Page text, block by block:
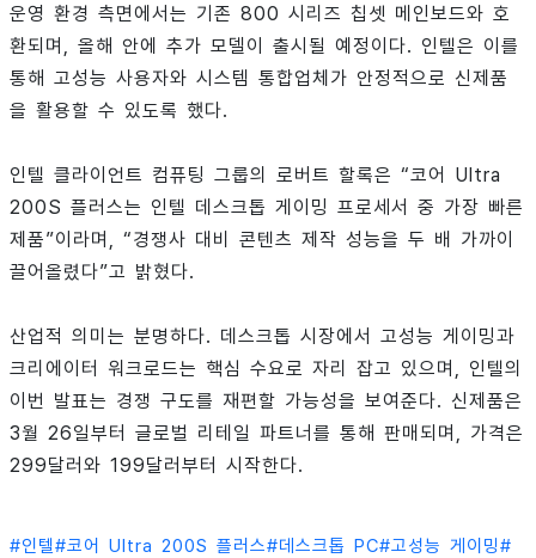
운영 환경 측면에서는 기존 800 시리즈 칩셋 메인보드와 호
환되며, 올해 안에 추가 모델이 출시될 예정이다. 인텔은 이를
통해 고성능 사용자와 시스템 통합업체가 안정적으로 신제품
을 활용할 수 있도록 했다.
인텔 클라이언트 컴퓨팅 그룹의 로버트 할록은 “코어 Ultra
200S 플러스는 인텔 데스크톱 게이밍 프로세서 중 가장 빠른
제품”이라며, “경쟁사 대비 콘텐츠 제작 성능을 두 배 가까이
끌어올렸다”고 밝혔다.
산업적 의미는 분명하다. 데스크톱 시장에서 고성능 게이밍과
크리에이터 워크로드는 핵심 수요로 자리 잡고 있으며, 인텔의
이번 발표는 경쟁 구도를 재편할 가능성을 보여준다. 신제품은
3월 26일부터 글로벌 리테일 파트너를 통해 판매되며, 가격은
299달러와 199달러부터 시작한다.
#인텔#코어 Ultra 200S 플러스#데스크톱 PC#고성능 게이밍#